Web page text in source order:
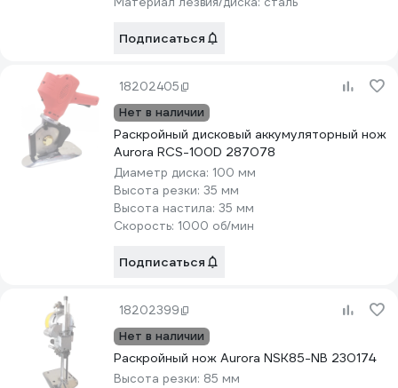
Подписаться
18202405
Нет в наличии
Раскройный дисковый аккумуляторный нож
Aurora RCS-100D 287078
Диаметр диска: 100 мм
Высота резки: 35 мм
Высота настила: 35 мм
Скорость: 1000 об/мин
Подписаться
18202399
Нет в наличии
Раскройный нож Aurora NSK85-NB 230174
Высота резки: 85 мм